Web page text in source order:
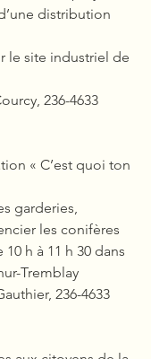
distribution
le site industriel de
236-4633
« C’est quoi ton
garderies,
les conifères
h à 11 h 30 dans
Tremblay
236-4633